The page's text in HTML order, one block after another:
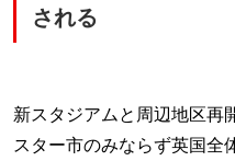
される
新スタジアムと周辺地区再
スター市のみならず英国全